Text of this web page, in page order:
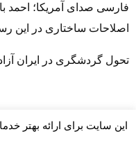
فارسی صدای آمریکا؛ احمد
اصلاحات ساختاری در این
تحول گردشگری در ایران
این سایت برای ارائه بهتر